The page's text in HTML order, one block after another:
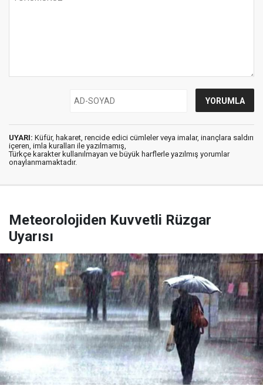
UYARI: Küfür, hakaret, rencide edici cümleler veya imalar, inançlara saldırı
içeren, imla kuralları ile yazılmamış,
Türkçe karakter kullanılmayan ve büyük harflerle yazılmış yorumlar
onaylanmamaktadır.
Meteorolojiden Kuvvetli Rüzgar
Uyarısı